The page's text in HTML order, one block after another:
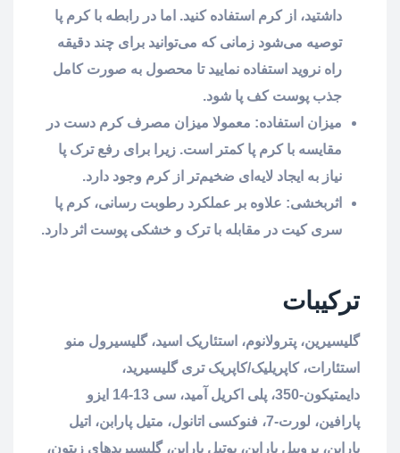
داشتید، از کرم استفاده کنید. اما در رابطه با کرم پا
توصیه می‌شود زمانی که می‌توانید برای چند دقیقه
راه نروید استفاده نمایید تا محصول به صورت کامل
جذب پوست کف پا شود.
میزان استفاده: معمولا میزان مصرف کرم دست در
مقایسه با کرم پا کمتر است. زیرا برای رفع ترک پا
نیاز به ایجاد لایه‌ای ضخیم‌تر از کرم وجود دارد.
اثربخشی: علاوه بر عملکرد رطوبت رسانی، کرم پا
سری کیت در مقابله با ترک و خشکی پوست اثر دارد.
ترکیبات
گلیسیرین، پترولانوم، استئاریک اسید، گلیسیرول منو
استئارات، کاپریلیک/کاپریک تری گلیسیرید،
دایمتیکون-350، پلی اکریل آمید، سی 13-14 ایزو
پارافین، لورت-7، فنوکسی اتانول، متیل پارابن، اتیل
پارابن، پروپیل پارابن، بوتیل پارابن، گلیسیریدهای زیتون،